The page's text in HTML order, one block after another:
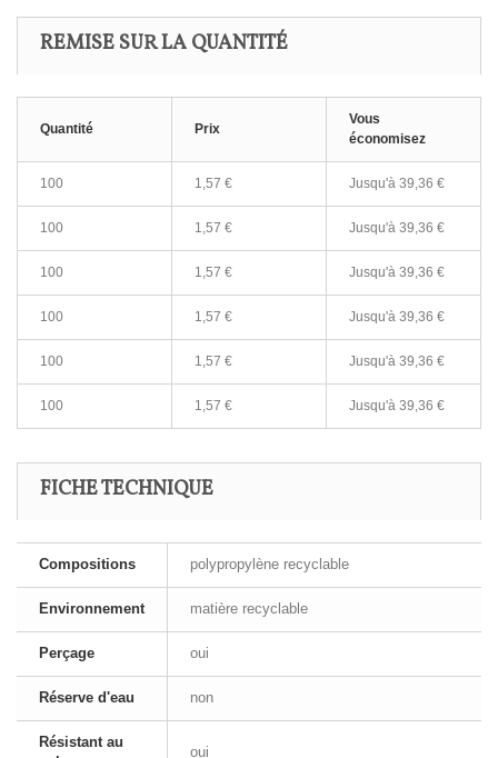
REMISE SUR LA QUANTITÉ
Quantité Prix
Vous
économisez
100 1,57 € Jusqu'à 39,36 €
100 1,57 € Jusqu'à 39,36 €
100 1,57 € Jusqu'à 39,36 €
100 1,57 € Jusqu'à 39,36 €
100 1,57 € Jusqu'à 39,36 €
100 1,57 € Jusqu'à 39,36 €
FICHE TECHNIQUE
Compositions polypropylène recyclable
Environnement matière recyclable
Perçage oui
Réserve d'eau non
Résistant au
oui